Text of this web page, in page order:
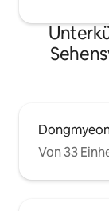
auch meine
die im Haus
gepflegten
Von 33